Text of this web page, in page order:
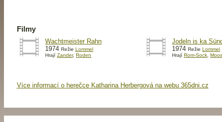
Filmy
Wachtmeister Rahn
1974RežieLommel
HrajíZander,Roden
Jodeln is ka
1974RežieLommel
HrajíRom-Sock ,
Více informací o herečce Katharina Herbergová na webu 365dni.cz